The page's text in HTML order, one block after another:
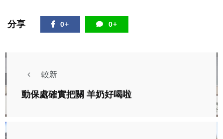
分享 0+ 0+
較新
動保處確實把關 羊奶好喝啦